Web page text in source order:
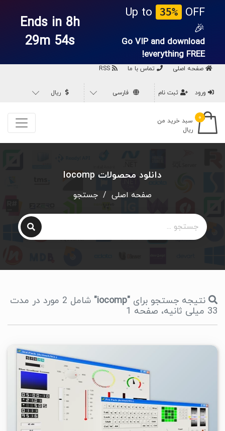
Up to 35%
OFF
🎉
Go VIP and download
everything FREE!
Ends in 8h
29m 54s
صفحه اصلی تماس با ما
ورود ثبت نام فارسی ریال
۰
سبد خرید من
ریال
دانلود محصولات Iocomp
صفحه اصلی / جستجو
نتیجه جستجو برای "iocomp"
شامل 2 مورد در مدت
33 میلی ثانیه، صفحه 1
۱۰K ۱۴۰۴/۰۸/۱۰